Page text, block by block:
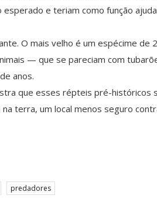
e teriam como função
O mais velho é um espécime de
— que se pareciam com
anos.
que esses répteis pré-históricos
terra, um local menos seguro
predadores